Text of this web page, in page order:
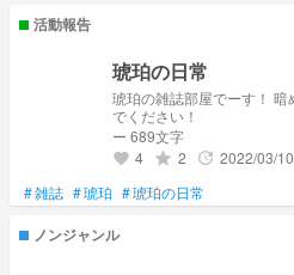
活動報告
琥珀の日常
琥珀の雑誌部屋でーす！ 暗めの話が時々あるけど気軽に読ん
でください！
ー 689文字
favorite 4 grade 2 update 2022/03/10
#雑誌 #琥珀 #琥珀の日常
ノンジャンル